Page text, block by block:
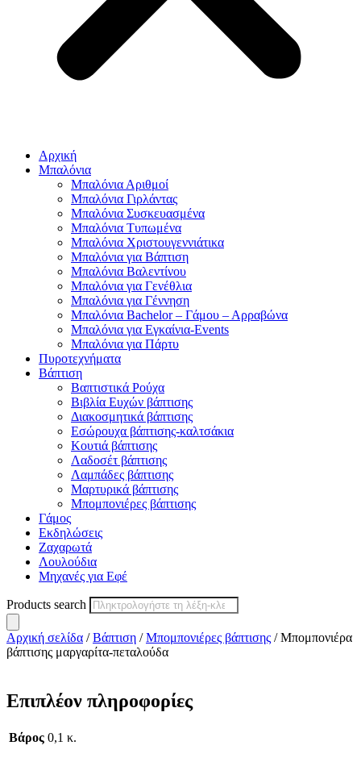
Αρχική
Μπαλόνια
Μπαλόνια Αριθμοί
Μπαλόνια Γιρλάντας
Μπαλόνια Συσκευασμένα
Μπαλόνια Τυπωμένα
Μπαλόνια Χριστουγεννιάτικα
Μπαλόνια για Βάπτιση
Μπαλόνια Βαλεντίνου
Μπαλόνια για Γενέθλια
Μπαλόνια για Γέννηση
Μπαλόνια Bachelor – Γάμου – Αρραβώνα
Μπαλόνια για Εγκαίνια-Events
Μπαλόνια για Πάρτυ
Πυροτεχνήματα
Βάπτιση
Βαπτιστικά Ρούχα
Βιβλία Ευχών βάπτισης
Διακοσμητικά βάπτισης
Εσώρουχα βάπτισης-καλτσάκια
Κουτιά βάπτισης
Λαδοσέτ βάπτισης
Λαμπάδες βάπτισης
Μαρτυρικά βάπτισης
Μπομπονιέρες βάπτισης
Γάμος
Εκδηλώσεις
Ζαχαρωτά
Λουλούδια
Μηχανές για Εφέ
Products search
Αρχική σελίδα /Βάπτιση /Μπομπονιέρες βάπτισης / Μπομπονιέρα
βάπτισης μαργαρίτα-πεταλούδα
Επιπλέον πληροφορίες
Βάρος 0,1 κ.